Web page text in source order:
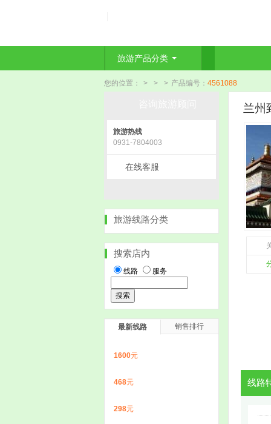
旅游产品分类
您的位置： > > > 产品编号： 4561088
兰州
线路
旅游热线
0931-7804003
在线客服
旅游线路分类
搜索店内
线路 服务
最新线路 销售排行
1600元
468元
298元